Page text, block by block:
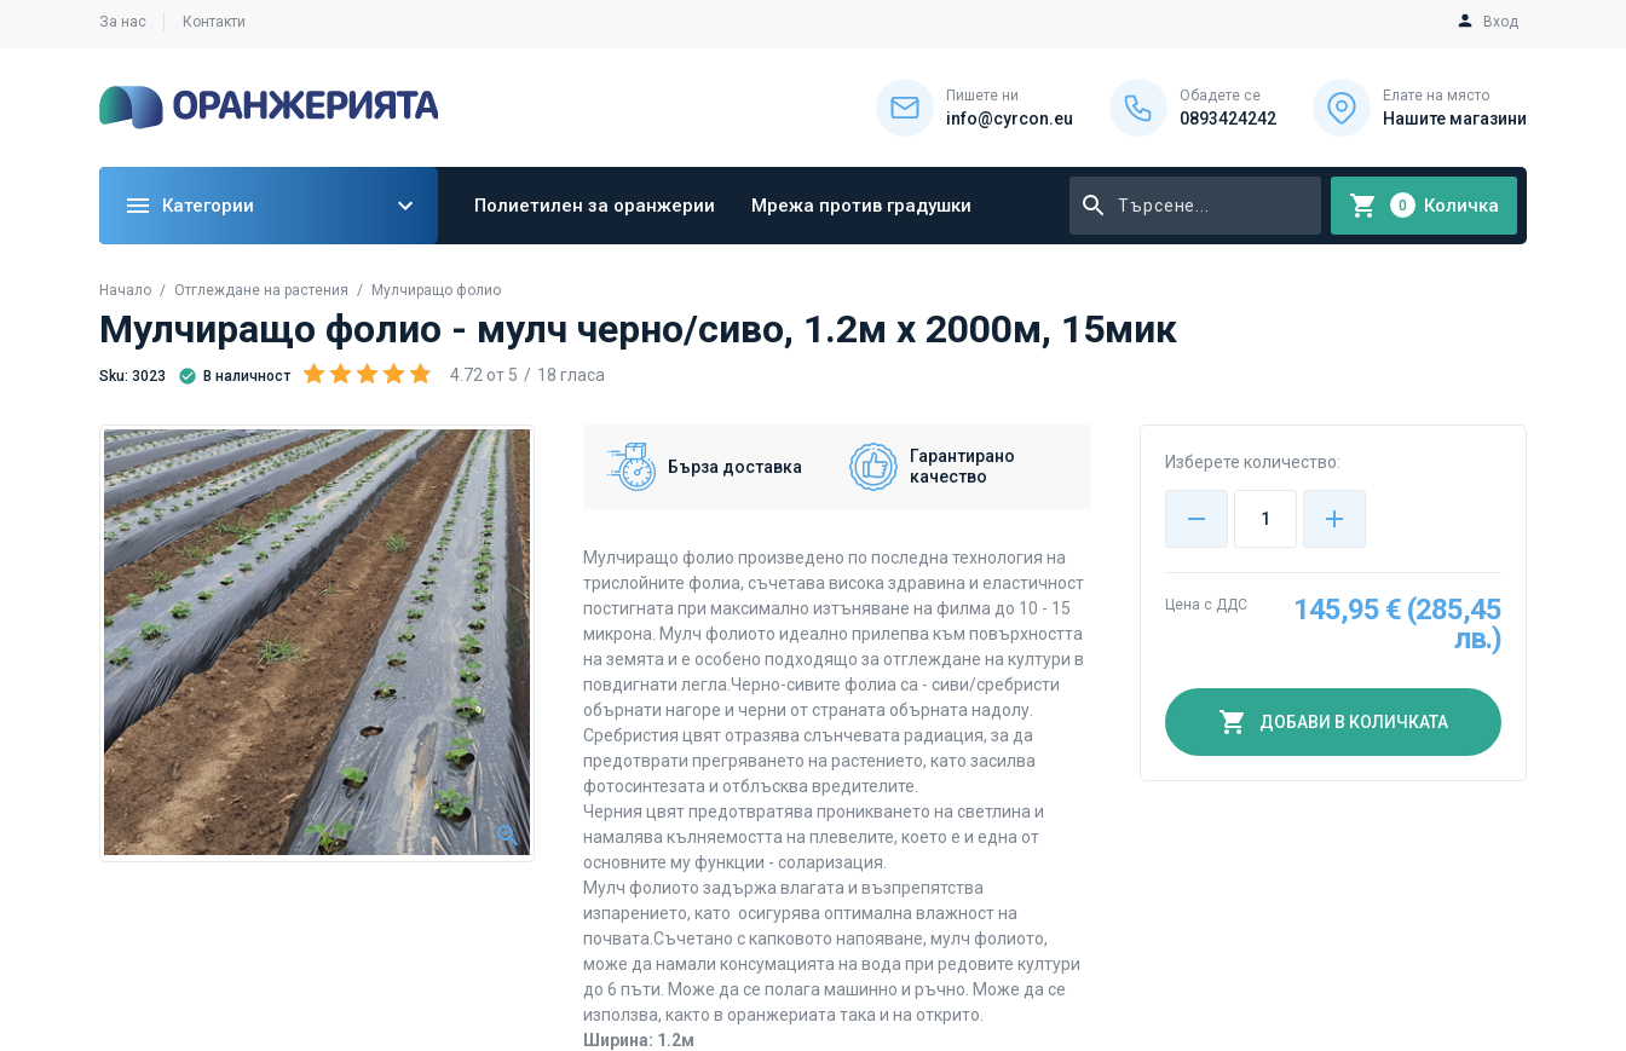
За нас Контакти Вход
Пишете ни
info@cyrcon.eu
Обадете се
0893424242
Елате на място
Нашите магазини
Категории Полиетилен за оранжерии Мрежа против градушки 0 Количка
Начало Oтглеждане на растения Мулчиращо фолио
Мулчиращо фолио - мулч черно/сиво, 1.2м х 2000м, 15мик
Sku: 3023 В наличност 4.72 от 5 18 гласа
Бърза доставка
Гарантирано
качество
Мулчиращо фолио произведено по последна технология на
трислойните фолиа, съчетава висока здравина и еластичност
постигната при максимално изтъняване на филма до 10 - 15
микрона. Мулч фолиото идеално прилепва към повърхността
на земята и е особено подходящо за отглеждане на култури в
повдигнати легла.Черно-сивите фолиа са - сиви/сребристи
обърнати нагоре и черни от страната обърната надолу.
Сребристия цвят отразява слънчевата радиация, за да
предотврати прегряването на растението, като засилва
фотосинтезата и отблъсква вредителите.
Черния цвят предотвратява проникването на светлина и
намалява кълняемостта на плевелите, което е и една от
основните му функции - соларизация.
Мулч фолиото задържа влагата и възпрепятства
изпарението, като осигурява оптимална влажност на
почвата.Съчетано с капковото напояване, мулч фолиото,
може да намали консумацията на вода при редовите култури
до 6 пъти. Може да се полага машинно и ръчно. Може да се
използва, както в оранжериата така и на открито.
Ширина: 1.2м
Изберете количество:
Цена с ДДС
145,95 € (285,45
лв.)
ДОБАВИ В КОЛИЧКАТА